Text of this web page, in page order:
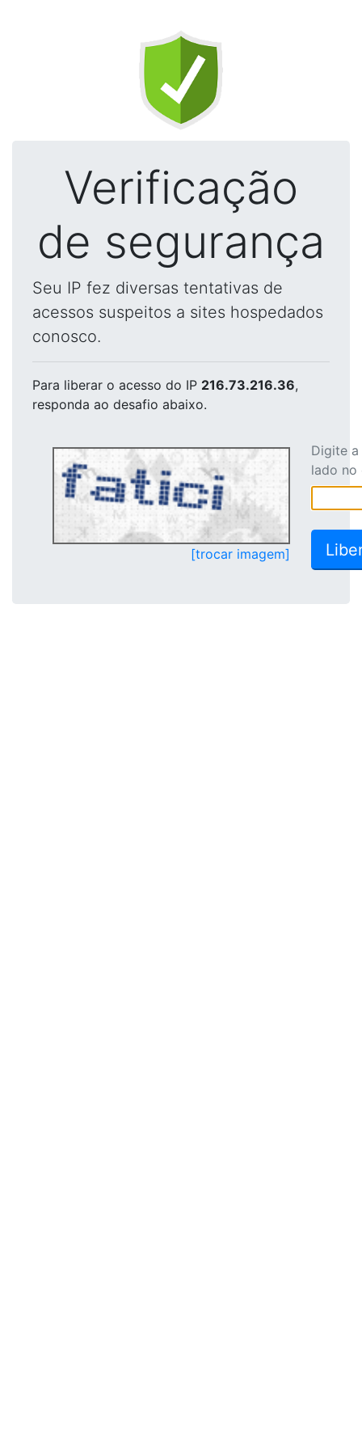
Verificação
de segurança
Seu IP fez diversas tentativas de
acessos suspeitos a sites hospedados
conosco.
Para liberar o acesso do IP 216.73.216.36,
responda ao desafio abaixo.
[trocar imagem]
Digite
lado no